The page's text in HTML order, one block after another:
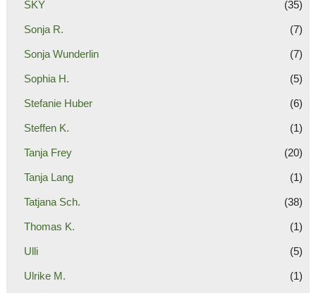
SKY (35)
Sonja R. (7)
Sonja Wunderlin (7)
Sophia H. (5)
Stefanie Huber (6)
Steffen K. (1)
Tanja Frey (20)
Tanja Lang (1)
Tatjana Sch. (38)
Thomas K. (1)
Ulli (5)
Ulrike M. (1)